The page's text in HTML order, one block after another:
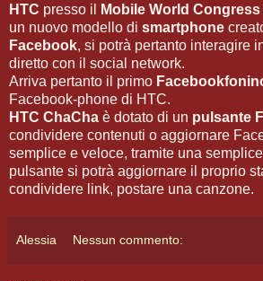
HTC presso il Mobile World Congress
un nuovo modello di smartphone
Facebook, si potrà pertanto interagire
diretto con il social network.
Arriva pertanto il primo
Facebook-phone di HTC.
HTC ChaCha è dotato di un pulsante
condividere contenuti o aggiornare
semplice e veloce, tramite una
pulsante si potrà aggiornare il proprio
condividere link, postare una canzone.
Alessia Nessun commento: